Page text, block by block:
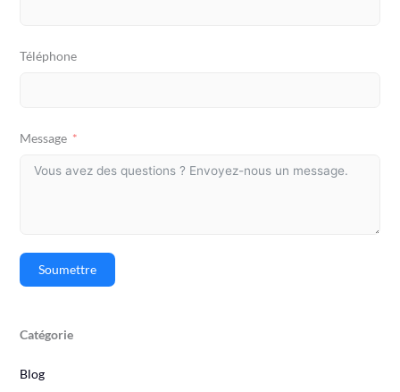
Téléphone
Message
Soumettre
Catégorie
Blog